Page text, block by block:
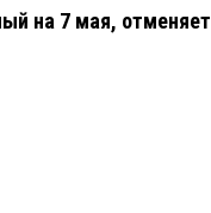
на 7 мая,